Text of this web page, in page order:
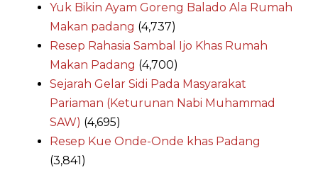
Yuk Bikin Ayam Goreng Balado Ala Rumah
Makan padang (4,737)
Resep Rahasia Sambal Ijo Khas Rumah
Makan Padang (4,700)
Sejarah Gelar Sidi Pada Masyarakat
Pariaman (Keturunan Nabi Muhammad
SAW) (4,695)
Resep Kue Onde-Onde khas Padang
(3,841)